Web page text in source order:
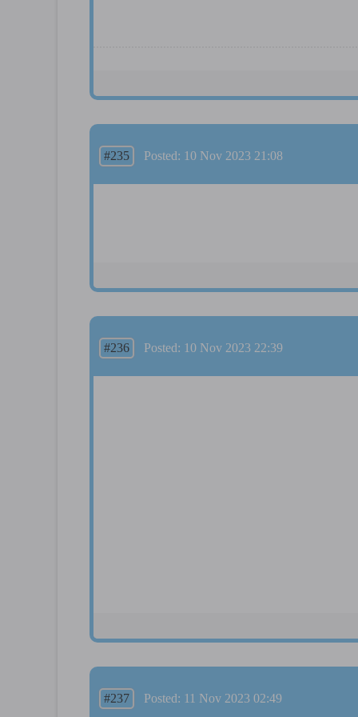
#235 Posted: 10 Nov 2023 21:08
#236 Posted: 10 Nov 2023 22:39
#237 Posted: 11 Nov 2023 02:49